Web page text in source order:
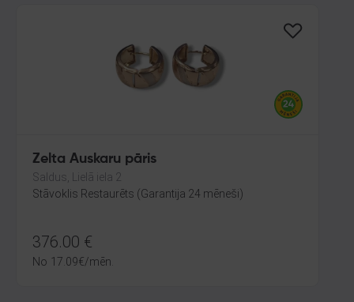
Zelta Auskaru pāris
Saldus, Lielā iela 2
Stāvoklis Restaurēts (Garantija 24 mēneši)
376.00 €
No 17.09€/mēn.